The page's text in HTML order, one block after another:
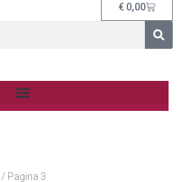
€ 0,00
/ Pagina 3